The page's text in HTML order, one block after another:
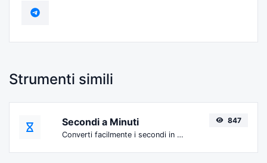
Strumenti simili
Secondi a Minuti
Converti facilmente i secondi in minuti.
847